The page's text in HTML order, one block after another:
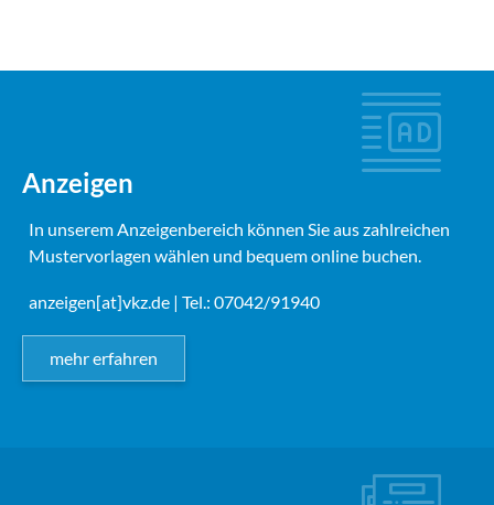
Anzeigen
In unserem Anzeigenbereich können Sie aus zahlreichen
Mustervorlagen wählen und bequem online buchen.
anzeigen[at]vkz.de | Tel.: 07042/91940
mehr erfahren